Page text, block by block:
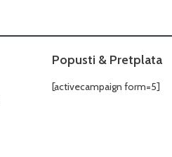
Popusti & Pretplata
[activecampaign form=5]